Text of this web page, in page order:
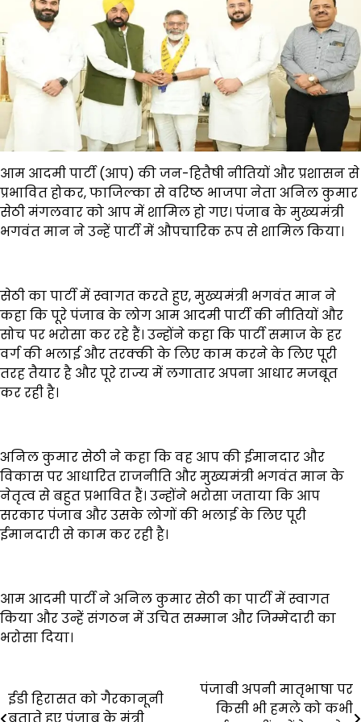
आम आदमी पार्टी (आप) की जन-हितैषी नीतियों और प्रशासन से
प्रभावित होकर,फाजिल्का से वरिष्ठ भाजपानेता अनिल कुमार
सेठी मंगलवार को आप में शामिल हो गए। पंजाब के मुख्यमंत्री
भगवंत मान ने उन्हें पार्टी में औपचारिक रूप से शामिल किया।
सेठी का पार्टी में स्वागत करते हुए,मुख्यमंत्री भगवंत मान ने
कहा कि पूरे पंजाब के लोग आम आदमी पार्टी की नीतियों और
सोच पर भरोसा कर रहे हैं। उन्होंने कहा कि पार्टी समाज के हर
वर्ग की भलाई और तरक्की के लिए काम करने के लिए पूरी
तरह तैयार है और पूरे राज्य में लगातार अपना आधार मजबूत
कर रही है।
अनिल कुमार सेठी ने कहा कि वह आप की ईमानदार और
विकास पर आधारित राजनीति और मुख्यमंत्री भगवंत मान के
नेतृत्व से बहुत प्रभावित हैं। उन्होंने भरोसा जताया कि आप
सरकार पंजाब और उसके लोगों की भलाई के लिए पूरी
ईमानदारी से काम कर रही है।
आम आदमी पार्टी ने अनिल कुमार सेठी का पार्टी में स्वागत
किया और उन्हें संगठन में उचित सम्मान और जिम्मेदारी का
भरोसा दिया।
Post
ईडी हिरासत को गैरकानूनी
पंजाबी अपनी मातृभाषा पर
किसी भी हमले को कभी